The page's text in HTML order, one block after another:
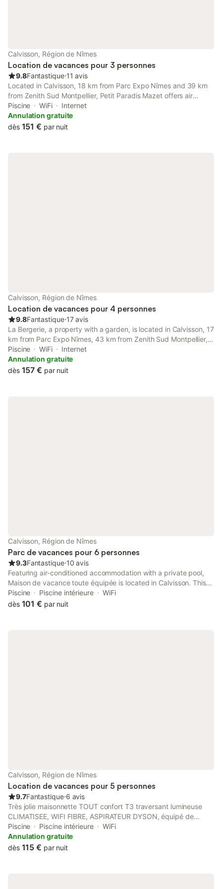
Calvisson, Région de Nîmes
Location de vacances pour 3 personnes
9.8Fantastique⋅11 avis
Located in Calvisson, 18 km from Parc Expo Nîmes and 39 km
from Zenith Sud Montpellier, Petit Paradis Mazet offers air
conditioning. This holiday home features a private pool, a
garden, barbecue facilities, free WiFi and free private parking.
Piscine WiFi
Internet
Annulation gratuite
dès 151 € par nuit
Calvisson, Région de Nîmes
Location de vacances pour 4 personnes
9.8Fantastique⋅17 avis
La Bergerie, a property with a garden, is located in Calvisson, 17
km from Parc Expo Nîmes, 43 km from Zenith Sud Montpellier,
as well as 44 km from Odysseum Shopping Centre.
Piscine WiFi
Internet
Annulation gratuite
dès 157 € par nuit
Calvisson, Région de Nîmes
Parc de vacances pour 6 personnes
9.3Fantastique⋅10 avis
Featuring air-conditioned accommodation with a private pool,
Maison de vacance toute équipée is located in Calvisson. This
property offers access to a terrace, table tennis, free private
parking and free WiFi.
Piscine Piscine intérieure
WiFi
dès 101 € par nuit
Calvisson, Région de Nîmes
Location de vacances pour 5 personnes
9.7Fantastique⋅6 avis
Très jolie maisonnette TOUT confort T3 traversant lumineuse
CLIMATISEE, WIFI FIBRE, ASPIRATEUR DYSON, équipé de
moustiquaires, aménagée avec goût et remise à neuf. 2 WC -
RDC : WC SUSPENDU &1er ETAGE 2 JARDINS - 2 terrasses
aménagées dont une couverte et chose très agréable en été :
Piscine Piscine intérieure
WiFi
Annulation gratuite
dès 115 € par nuit